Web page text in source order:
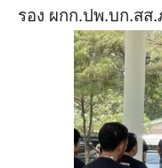
รอง ผกก.ปพ.บก.สส